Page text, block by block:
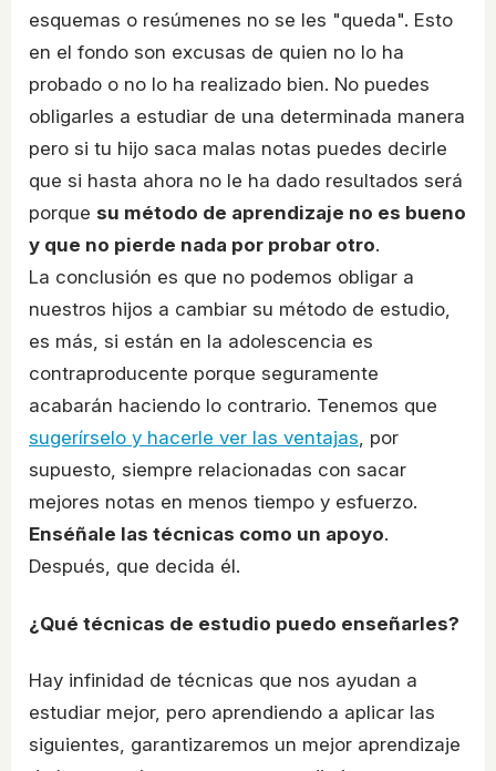
esquemas o resúmenes no se les "queda". Esto
en el fondo son excusas de quien no lo ha
probado o no lo ha realizado bien. No puedes
obligarles a estudiar de una determinada manera
pero si tu hijo saca malas notas puedes decirle
que si hasta ahora no le ha dado resultados será
porque su método de aprendizaje no es bueno
y que no pierde nada por probar otro.
La conclusión es que no podemos obligar a
nuestros hijos a cambiar su método de estudio,
es más, si están en la adolescencia es
contraproducente porque seguramente
acabarán haciendo lo contrario. Tenemos que
sugerírselo y hacerle ver las ventajas , por
supuesto, siempre relacionadas con sacar
mejores notas en menos tiempo y esfuerzo.
Enséñale las técnicas como un apoyo.
Después, que decida él.
¿Qué técnicas de estudio puedo enseñarles?
Hay infinidad de técnicas que nos ayudan a
estudiar mejor, pero aprendiendo a aplicar las
siguientes, garantizaremos un mejor aprendizaje